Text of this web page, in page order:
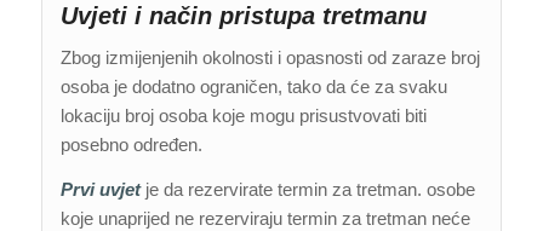
Uvjeti i način pristupa tretmanu
Zbog izmijenjenih okolnosti i opasnosti od zaraze broj
osoba je dodatno ograničen, tako da će za svaku
lokaciju broj osoba koje mogu prisustvovati biti
posebno određen.
Prvi uvjetje da rezervirate termin za tretman. osobe
koje unaprijed ne rezerviraju termin za tretman neće